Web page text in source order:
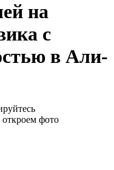
на
с
в Али-
фото